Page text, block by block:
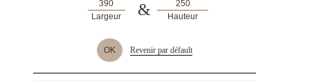
Largeur & Hauteur
OK Revenir par défault